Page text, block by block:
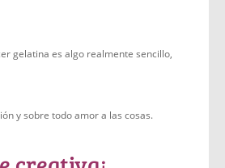
gelatina es algo realmente sencillo,
y sobre todo amor a las cosas.